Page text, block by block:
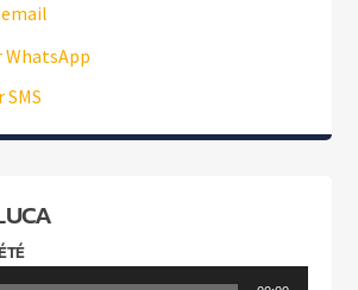
WhatsApp